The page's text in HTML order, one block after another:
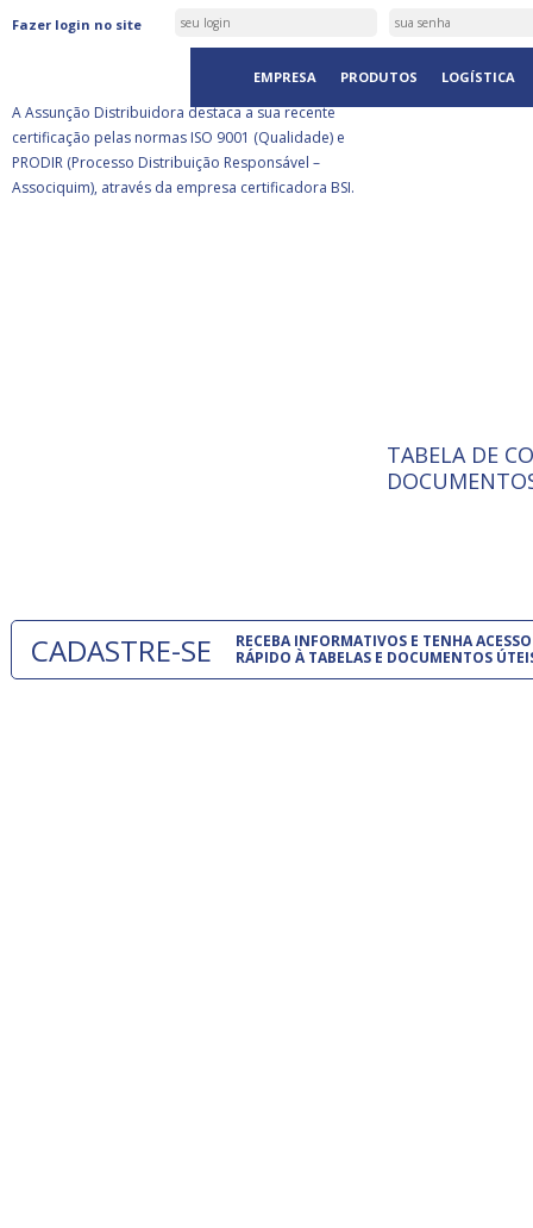
Fazer login no site
EMPRESA PRODUTOS LOGÍSTICA
ASSUNÇÃO DISTRIBUIDORA É
CERTIFICADA PELA BSI
A Assunção Distribuidora destaca a sua recente
certificação pelas normas ISO 9001 (Qualidade) e
PRODIR (Processo Distribuição Responsável –
Associquim), através da empresa certificadora BSI.
ISO 9001:
A
TABELA DE
CADASTRE-SE
RECEBA INFORMATIVOS E TENHA ACESSO
RÁPIDO À TABELAS E DOCUMENTOS